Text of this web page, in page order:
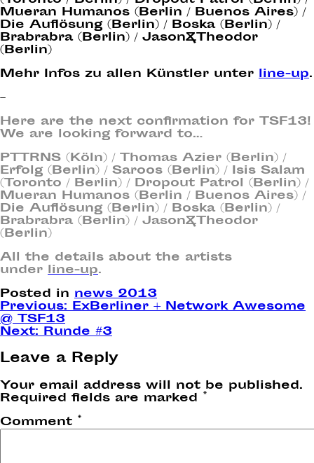
Mueran Humanos (Berlin / Buenos Aires) /
Die Auflösung (Berlin) / Boska (Berlin) /
Brabrabra (Berlin) / Jason&Theodor
(Berlin)
Mehr Infos zu allen Künstler unter line-up.
–
Here are the next confirmation for TSF13!
We are looking forward to…
PTTRNS (Köln) / Thomas Azier (Berlin) /
Erfolg (Berlin) / Saroos (Berlin) / Isis Salam
(Toronto / Berlin) / Dropout Patrol (Berlin) /
Mueran Humanos (Berlin / Buenos Aires) /
Die Auflösung (Berlin) / Boska (Berlin) /
Brabrabra (Berlin) / Jason&Theodor
(Berlin)
All the details about the artists
under line-up.
Posted in news 2013
Post
navigation
Previous: ExBerliner + Network Awesome
@ TSF13
Next: Runde #3
Leave a Reply
Your email address will not be published.
Required fields are marked *
Comment *